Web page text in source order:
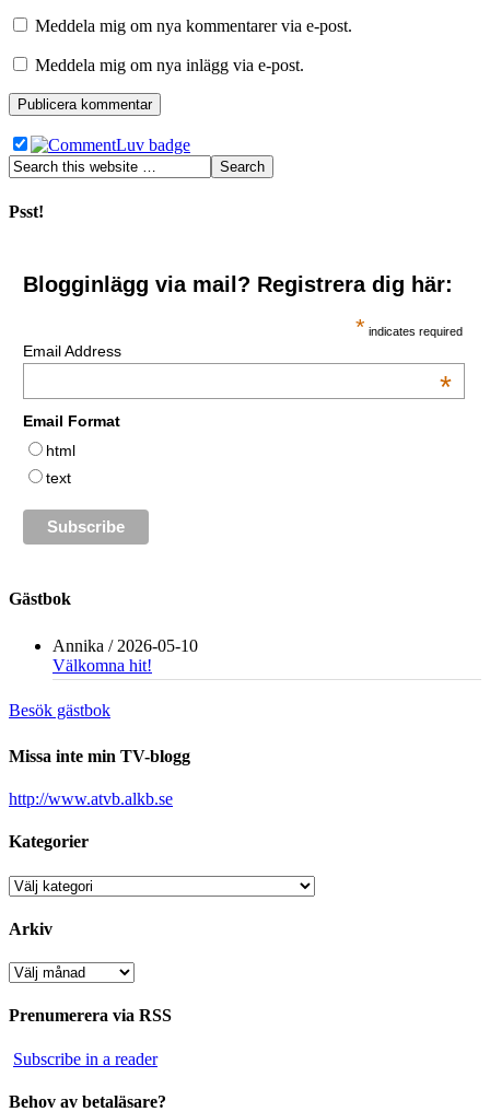
Meddela mig om nya kommentarer via e-post.
Meddela mig om nya inlägg via e-post.
Psst!
Blogginlägg via mail? Registrera dig här:
* indicates required
Email Address
*
Email Format
html
text
Gästbok
Annika / 2026-05-10
Välkomna hit!
Besök gästbok
Missa inte min TV-blogg
http://www.atvb.alkb.se
Kategorier
Kategorier
Arkiv
Arkiv
Prenumerera via RSS
Subscribe in a reader
Behov av betaläsare?